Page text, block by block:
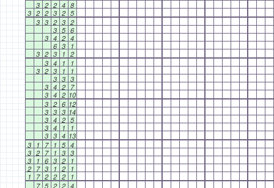
3 2 2 4 8
3 2 2 3 2 5
3 3 2 3 2
3 5 6
3 4 2 4
6 3
1
3 2 3 1 2
3 4 1
1
3 2 3 1
1
3 3 3
3 4 2 7
3 4 2 10
3 2 6 12
3 3 3 14
3 4 2 5
3 4 1
1
3 3 4 13
3
1 7 1 5 4
3 2 7 1 3 3
3
1 6 3 2
1
2 7 3 1 2
1
1
7 2 2 2
1
7 5 2 2 4